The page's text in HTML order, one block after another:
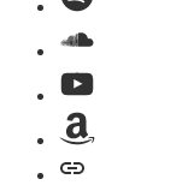
Soundcloud
YouTube
Amazon